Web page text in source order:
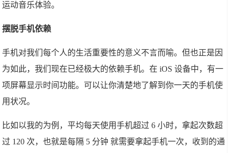
运动音乐体验。
摆脱手机依赖
手机对我们每个人的生活重要性的意义不言而喻。但也正是因
为如此，我们现在已经极大的依赖手机。在 iOS 设备中，有一
项屏幕显示时间功能。可以让你清楚地了解到你一天的手机使
用状况。
比如以我的为例，平均每天使用手机超过 6 小时，拿起次数超
过 120 次，也就是每隔 5 分钟 就需要拿起手机一次，收到的通